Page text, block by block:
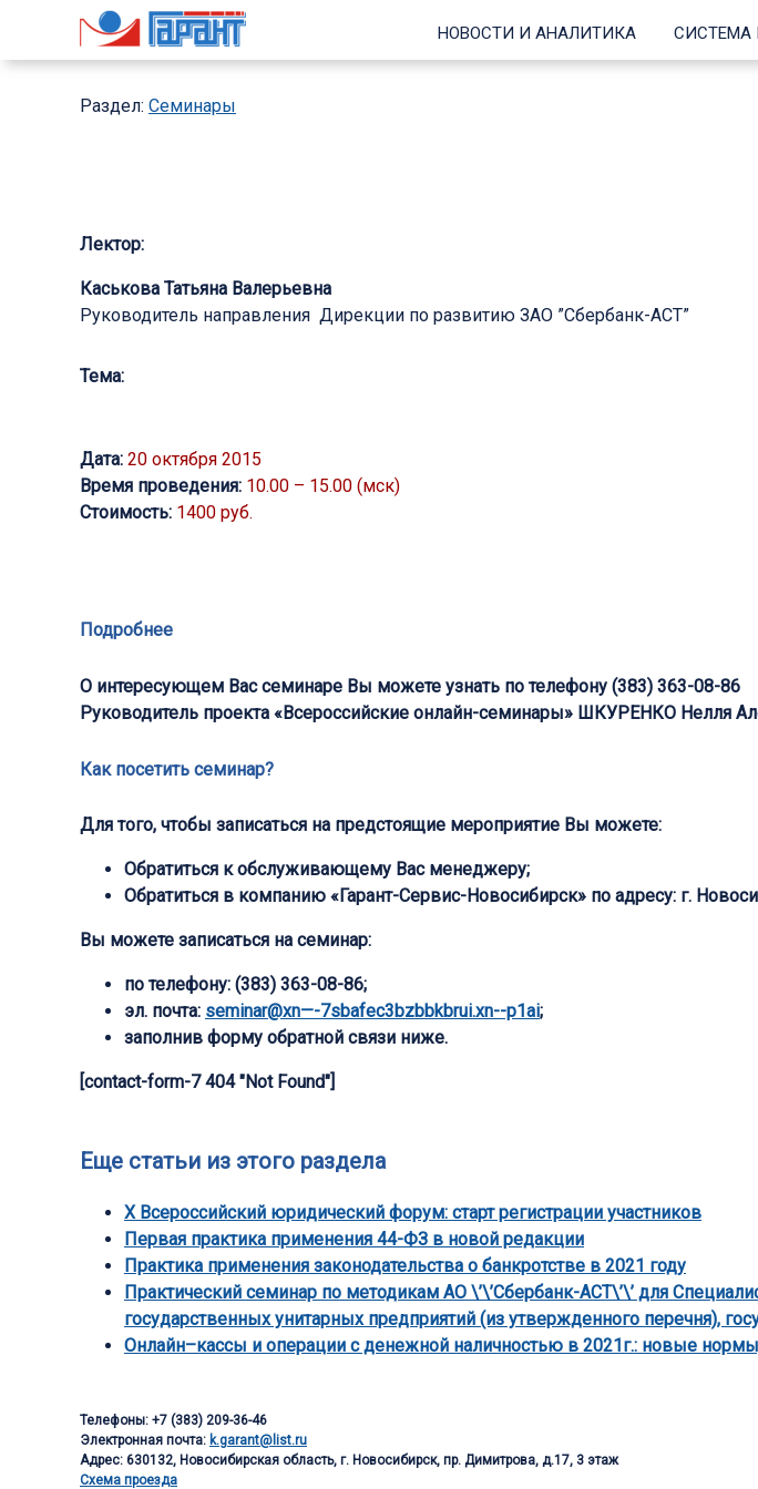
НОВОСТИ И АНАЛИТИКА СИСТЕМА
Раздел: Семинары
Лектор:
Каськова Татьяна Валерьевна
Руководитель направления Дирекции по развитию ЗАО ”Сбербанк-АСТ”
Тема:
Дата: 20 октября 2015
Время проведения: 10.00 – 15.00 (мск)
Стоимость: 1400 руб.
Подробнее
О интересующем Вас семинаре Вы можете узнать по телефону (383) 363-08-86
Руководитель проекта «Всероссийские онлайн-семинары» ШКУРЕНКО Нелля
Как посетить семинар?
Для того, чтобы записаться на предстоящие мероприятие Вы можете:
Обратиться к обслуживающему Вас менеджеру;
Обратиться в компанию «Гарант-Сервис-Новосибирск» по адресу: г.
Вы можете записаться на семинар:
по телефону: (383) 363-08-86;
эл. почта: seminar@xn—-7sbafec3bzbbkbrui.xn--p1ai;
заполнив форму обратной связи ниже.
[contact-form-7 404 "Not Found"]
Еще статьи из этого раздела
X Всероссийский юридический форум: старт регистрации участников
Первая практика применения 44-ФЗ в новой редакции
Практика применения законодательства о банкротстве в 2021 году
Практический семинар по методикам АО \’\’Сбербанк-АСТ\’\’ для
государственных унитарных предприятий (из утвержденного перечня),
Онлайн–кассы и операции с денежной наличностью в 2021г.: новые
Телефоны: +7 (383) 209-36-46
Электронная почта: k.garant@list.ru
Адрес: 630132, Новосибирская область, г. Новосибирск, пр. Димитрова, д.17, 3 этаж
Схема проезда